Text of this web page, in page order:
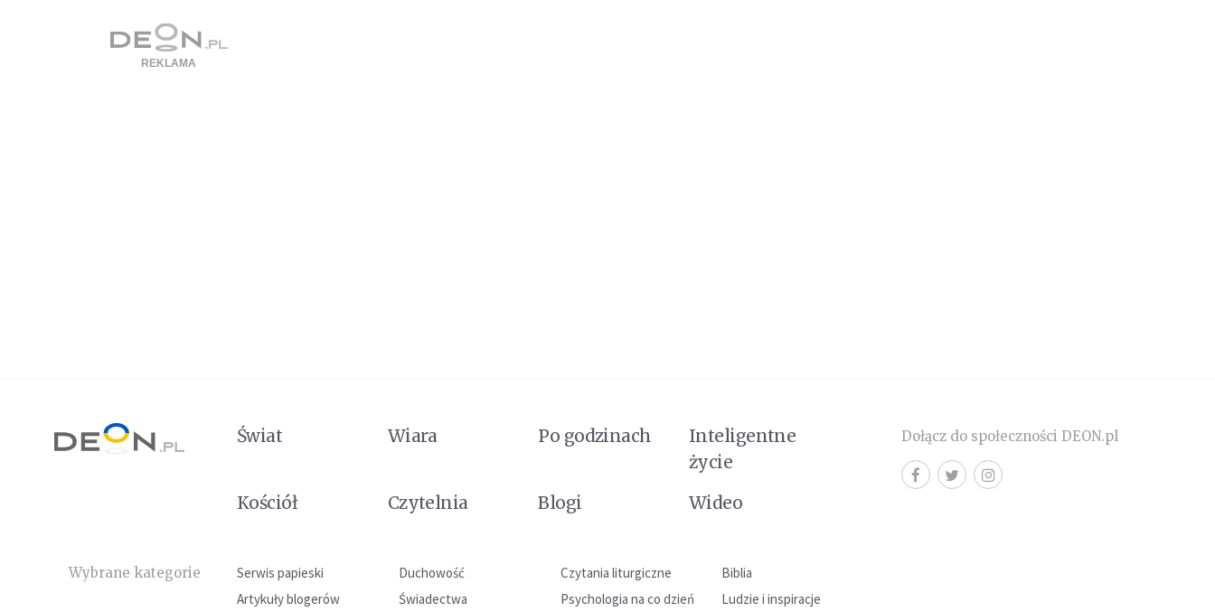
Świat Wiara Po godzinach
Inteligentne
życie
Kościół
Czytelnia Blogi Wideo
Wybrane kategorie Serwis papieski Duchowość Czytania liturgiczne
Biblia
Artykuły blogerów
Świadectwa Psychologia na co dzień Ludzie i inspiracje
Dołącz do społeczności DEON.pl